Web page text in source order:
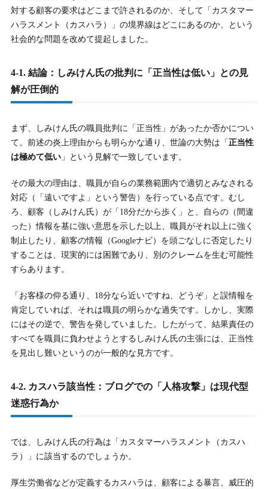
対する顧客の要求はどこまで許されるのか、そして「カスタマー
ハラスメント（カスハラ）」の境界線はどこにあるのか、という
社会的な問題を改めて提起しました。
4-1. 結論：しみけん氏の批判に「正当性は低い」との見
解が圧倒的
まず、しみけん氏の職員批判に「正当性」があったか否かについ
て。前述の炎上理由からも明らかな通り、世論の大勢は「 正当性
は極めて低い」という見解で一致しています。
その最大の理由は、職員が自らの業務範囲内で適切とみなされる
対応（「遠いですよ」という警告）を行っている点です。むし
ろ、顧客（しみけん氏）が「18分だから歩く」と、自らの（間違
った）情報を基に強い意思を示した以上、職員がそれ以上に強く
制止したり、顧客の情報（Googleナビ）を頭ごなしに否定したり
することは、現実的には困難であり、別のクレームを生む可能性
すらあります。
「お客様の仰る通り、18分なら近いですね、どうぞ」と誤情報を
肯定していれば、それは職員の明らかな過失です。しかし、実際
にはその逆で、警告を発していました。したがって、結果責任の
すべてを職員に負わせようとするしみけん氏の主張には、正当性
を見出し難いというのが一般的な見方です。
4-2. カスハラ該当性：ブログでの「人格攻撃」は現代型
迷惑行為か
では、しみけん氏の行為は「カスタマーハラスメント（カスハ
ラ）」に該当するのでしょうか。
厚生労働省などが定義するカスハラは、顧客による暴言、威圧的